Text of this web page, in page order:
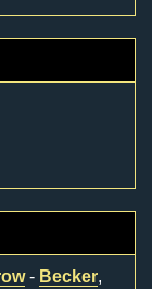
- Becker,